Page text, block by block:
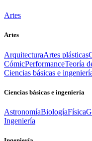
Artes
Artes
ArquitecturaArtes plásticas
CómicPerformanceTeoría
Ciencias básicas e
Ciencias básicas e ingeniería
AstronomíaBiologíaFísica
Ingeniería